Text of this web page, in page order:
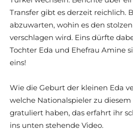
Transfer gibt es derzeit reichlich.
abzuwarten, wohin es den
verschlagen wird. Eins dürfte
Tochter Eda und Ehefrau Amine
eins!
Wie die Geburt der kleinen Eda
welche Nationalspieler zu
gratuliert haben, das erfahrt ihr
ins unten stehende Video.